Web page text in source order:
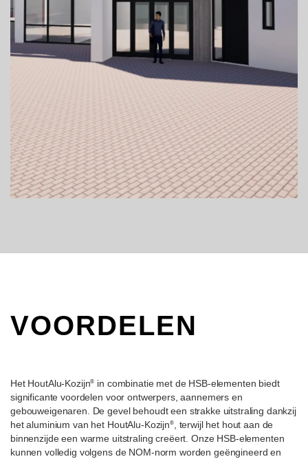
VOORDELEN
Het HoutAlu-Kozijn® in combinatie met de HSB-elementen biedt
significante voordelen voor ontwerpers, aannemers en
gebouweigenaren. De gevel behoudt een strakke uitstraling dankzij
het aluminium van het HoutAlu-Kozijn®, terwijl het hout aan de
binnenzijde een warme uitstraling creëert. Onze HSB-elementen
kunnen volledig volgens de NOM-norm worden geëngineerd en